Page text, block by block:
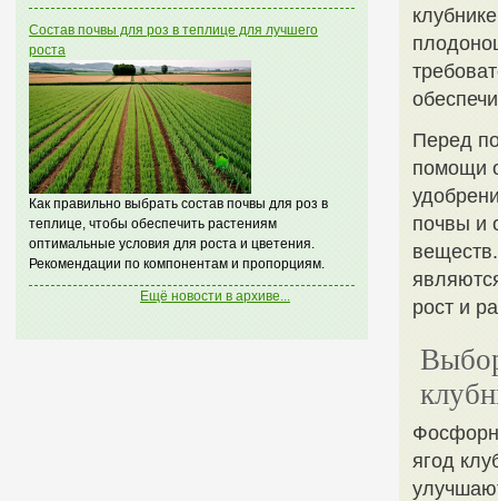
Состав почвы для роз в теплице для лучшего
роста
Как правильно выбрать состав почвы для роз в
теплице, чтобы обеспечить растениям
оптимальные условия для роста и цветения.
Рекомендации по компонентам и пропорциям.
Ещё новости в архиве...
Перед
помощи
почвы и
рост и
ягод